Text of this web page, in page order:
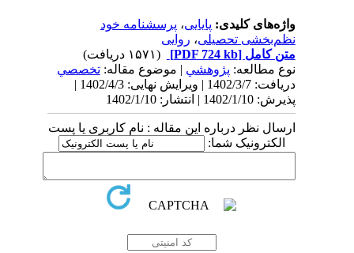
واژه‌های کلیدی:پایایی،پرسشنامه خود
نظم‌بخشی تحصیلی،روایی
متن کامل[PDF 724 kb]
نوع مطالعه:پژوهشي| موضوع مقاله:تخصصي
دریافت: 1402/3/7 | ویرایش نهایی: 1402/4/3 |
پذیرش: 1402/1/10 | انتشار: 1402/1/10
ارسال نظر درباره این مقاله : نام کاربری یا پست
الکترونیک شما: